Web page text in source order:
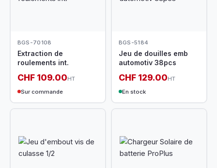
BGS-70108
Extraction de
roulements int.
CHF 109.00HT
Sur commande
BGS-5184
Jeu de douilles emb
automotiv 38pcs
CHF 129.00HT
En stock